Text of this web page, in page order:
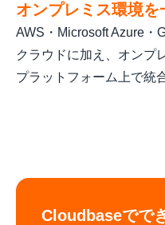
オンプレミス環境を
AWS・Microsoft Azure・
クラウドに加え、オンプ
プラットフォーム上で統
Cloudbaseでで